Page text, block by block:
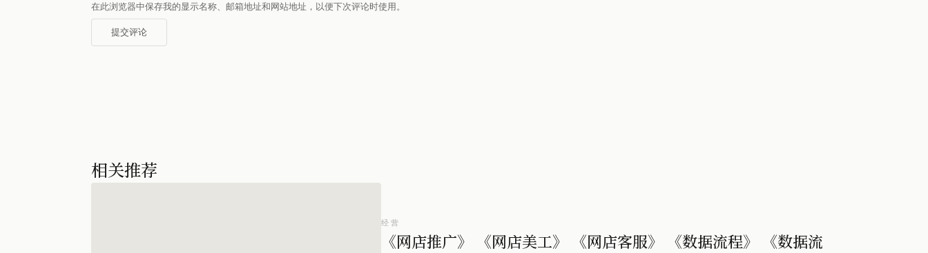
在此浏览器中保存我的显示名称、邮箱地址和网站地址，以便下次评论时使用。
相关推荐
经营
《网店推广》 《网店美工》 《网店客服》 《数据流程》 《数据流